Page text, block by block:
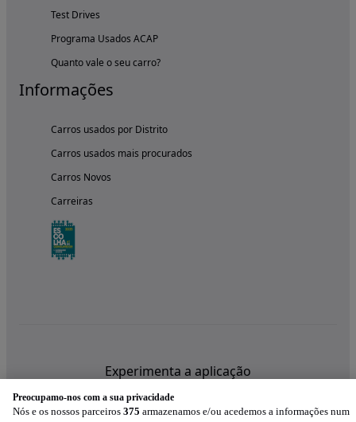
Test Drives
Programa Usados ACAP
Quanto vale o seu carro?
Informações
Carros usados por Distrito
Carros usados mais procurados
Carros Novos
Carreiras
Experimenta a aplicação
Preocupamo-nos com a sua privacidade
Nós e os nossos parceiros 375 armazenamos e/ou acedemos a informações num